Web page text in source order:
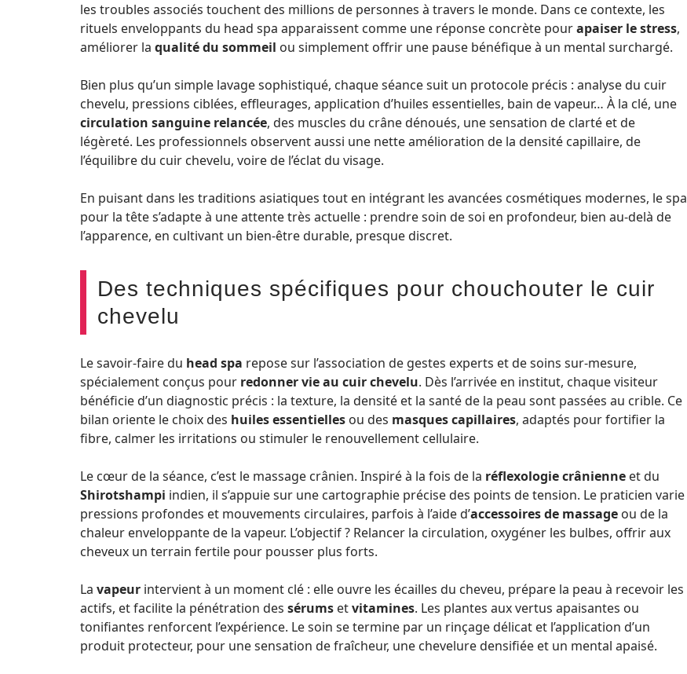
les troubles associés touchent des millions de personnes à travers le monde. Dans ce contexte, les
rituels enveloppants du head spa apparaissent comme une réponse concrète pourapaiser le stress,
améliorer la qualité du sommeil ou simplement offrir une pause bénéfique à un mental surchargé.
Bien plus qu’un simple lavage sophistiqué, chaque séance suit un protocole précis : analyse du cuir
chevelu, pressions ciblées, effleurages, application d’huiles essentielles, bain de vapeur… À la clé, une
circulation sanguine relancée, des muscles du crâne dénoués, une sensation de clarté et de
légèreté. Les professionnels observent aussi une nette amélioration de la densité capillaire, de
l’équilibre du cuir chevelu, voire de l’éclat du visage.
En puisant dans les traditions asiatiques tout en intégrant les avancées cosmétiques modernes, le spa
pour la tête s’adapte à une attente très actuelle : prendre soin de soi en profondeur, bien au-delà de
l’apparence, en cultivant un bien-être durable, presque discret.
Des techniques spécifiques pour chouchouter le cuir
chevelu
Le savoir-faire du head spa repose sur l’association de gestes experts et de soins sur-mesure,
spécialement conçus pour redonner vie au cuir chevelu. Dès l’arrivée en institut, chaque visiteur
bénéficie d’un diagnostic précis : la texture, la densité et la santé de la peau sont passées au crible. Ce
bilan oriente le choix des huiles essentielles ou des masques capillaires, adaptés pour fortifier la
fibre, calmer les irritations ou stimuler le renouvellement cellulaire.
Le cœur de la séance, c’est le massage crânien. Inspiré à la fois de la réflexologie crânienne et du
Shirotshampi indien, il s’appuie sur une cartographie précise des points de tension. Le praticien varie
pressions profondes et mouvements circulaires, parfois à l’aide d’accessoires de massage ou de la
chaleur enveloppante de la vapeur. L’objectif ? Relancer la circulation, oxygéner les bulbes, offrir aux
cheveux un terrain fertile pour pousser plus forts.
La vapeur intervient à un moment clé : elle ouvre les écailles du cheveu, prépare la peau à recevoir les
actifs, et facilite la pénétration des sérums etvitamines. Les plantes aux vertus apaisantes ou
tonifiantes renforcent l’expérience. Le soin se termine par un rinçage délicat et l’application d’un
produit protecteur, pour une sensation de fraîcheur, une chevelure densifiée et un mental apaisé.